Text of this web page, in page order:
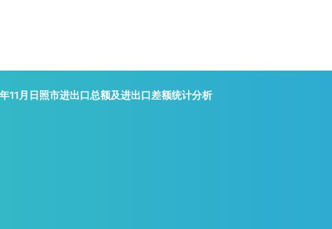
11月日照市进出口总额及进出口差额统计分析